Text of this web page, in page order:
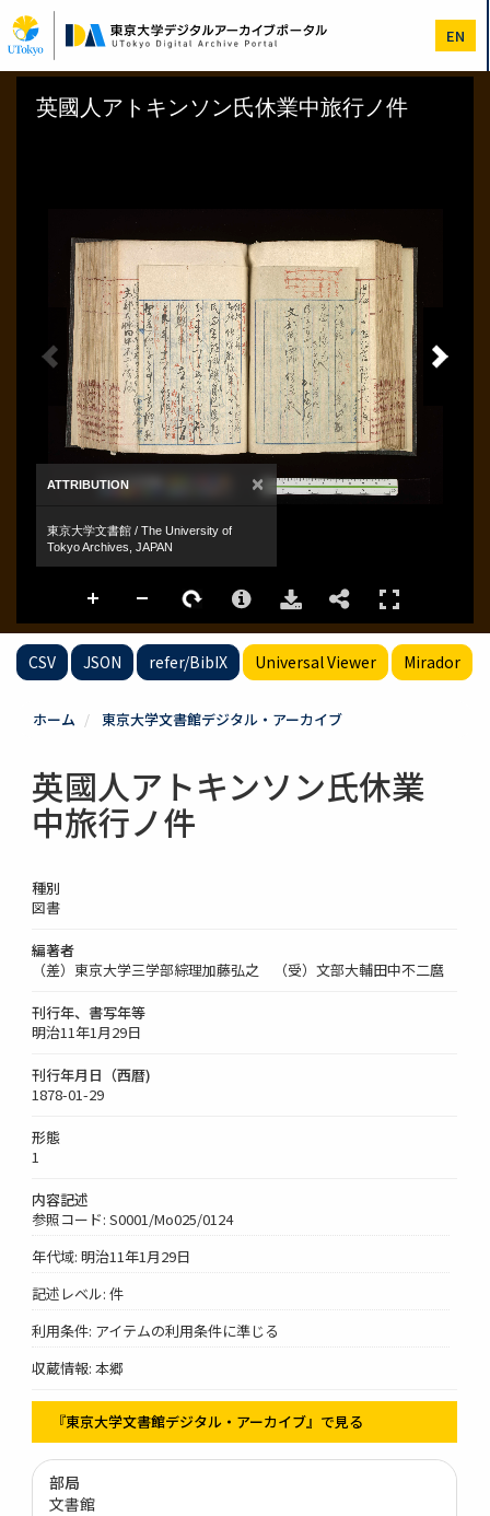
イ
ン
コ
EN
CSV JSON refer/BibIX Universal Viewer Mirador
ホーム 東京大学文書館デジタル・アーカイブ
英國人アトキンソン氏休業
中旅行ノ件
種別
図書
編著者
（差）東京大学三学部綜理加藤弘之 （受）文部大輔田中不二麿
刊行年、書写年等
明治11年1月29日
刊行年月日（西暦)
1878-01-29
形態
1
内容記述
参照コード: S0001/Mo025/0124
年代域: 明治11年1月29日
記述レベル: 件
利用条件: アイテムの利用条件に準じる
収蔵情報: 本郷
『東京大学文書館デジタル・アーカイブ』で見る
部局
文書館